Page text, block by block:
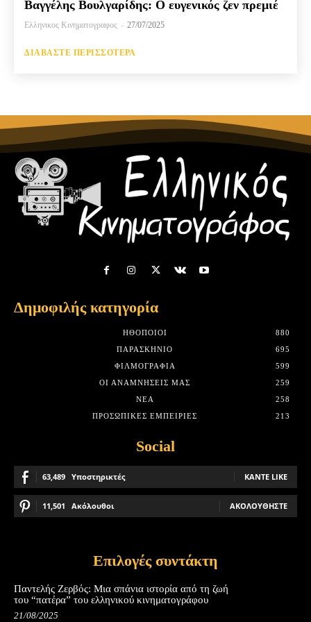
Βαγγέλης Βουλγαρίδης: Ο ευγενικός ζεν πρεμιέ
Ελληνικος Κινηματογραφος - 27/07/2025
ΔΙΑΒΆΣΤΕ ΠΕΡΙΣΣΌΤΕΡΑ
Δημοφιλής κατηγορία
HΘΟΠΟΙΟΊ
880
ΠΑΡΑΣΚΉΝΙΟ
695
ΦΙΛΜΟΓΡΑΦΊΑ
599
ΟΙ ΑΝΑΜΝΉΣΕΙΣ ΜΑΣ
259
ΝΈΑ
258
ΠΡΟΣΩΠΙΚΈΣ ΕΜΠΕΙΡΊΕΣ
213
Social
63,489 Υποστηρικτές ΚΆΝΤΕ LIKE
11,501 Ακόλουθοι ΑΚΟΛΟΥΘΉΣΤΕ
Επιλογές συντάκτη
Παντελής Ζερβός: Μια σπάνια ιστορία από τη ζωή
του “πατέρα” του ελληνικού κινηματογράφου
21/08/2025